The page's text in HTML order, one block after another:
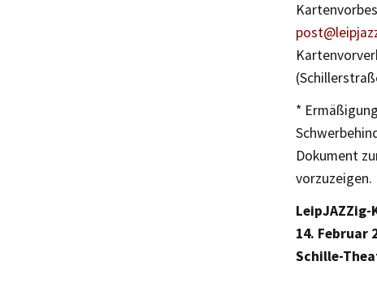
*
Dokument
vorzuzeigen.
14. Februar
Schille-